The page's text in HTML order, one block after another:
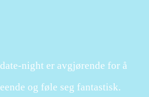
night er avgjørende for å
og føle seg fantastisk.